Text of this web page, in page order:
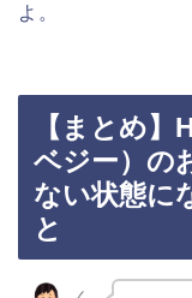
よ。
【まとめ
ベジー）の
ない状態に
と